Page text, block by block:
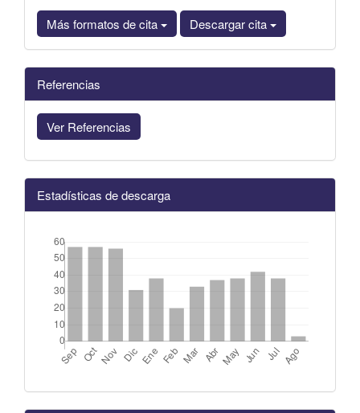
Más formatos de cita
Descargar cita
Referencias
Ver Referencias
Estadísticas de descarga